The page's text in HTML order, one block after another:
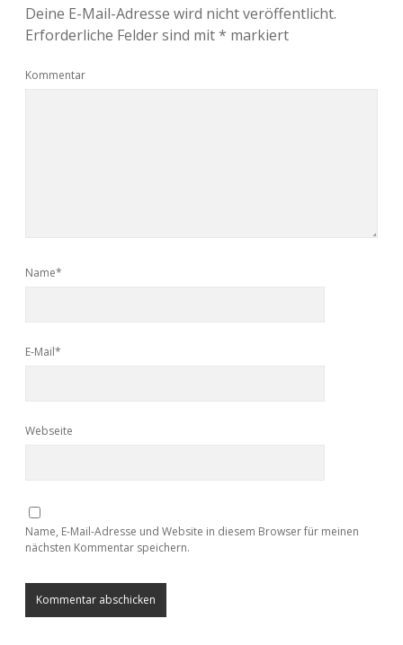
Deine E-Mail-Adresse wird nicht veröffentlicht.
Erforderliche Felder sind mit* markiert
Kommentar
Name*
E-Mail*
Webseite
Name, E-Mail-Adresse und Website in diesem Browser für meinen
nächsten Kommentar speichern.